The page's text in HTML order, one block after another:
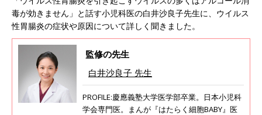
毒が効きません」と話す小児科医の白井沙良子先生に、ウイルス
性胃腸炎の症状や原因について詳しく聞きました。
監修の先生
白井沙良子 先生
PROFILE:慶應義塾大学医学部卒業。日本小児科
学会専門医。まんが『はたらく細胞BABY』医